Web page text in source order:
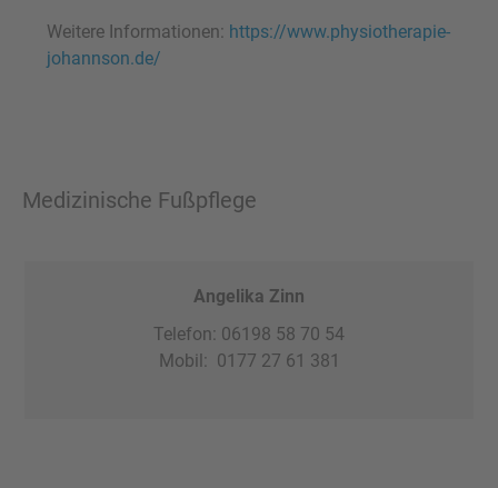
Weitere Informationen: https://www.physiotherapie-
johannson.de/
Medizinische Fußpflege
Angelika Zinn
Telefon: 06198 58 70 54
Mobil: 0177 27 61 381